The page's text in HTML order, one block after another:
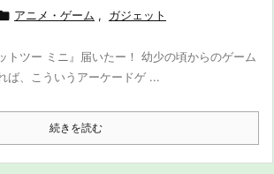
アニメ・ゲーム , ガジェット
トツー ミニ』届いたー！ 幼少の頃からのゲーム
ば、こういうアーケードゲ ...
続きを読む